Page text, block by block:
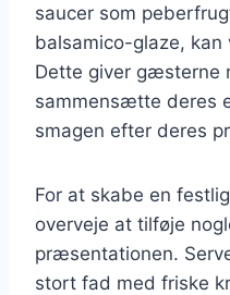
saucer som
balsamico-glaze,
Dette giver gæsterne
sammensætte deres
smagen efter deres
For at skabe en
overveje at tilføje
præsentationen.
stort fad med friske